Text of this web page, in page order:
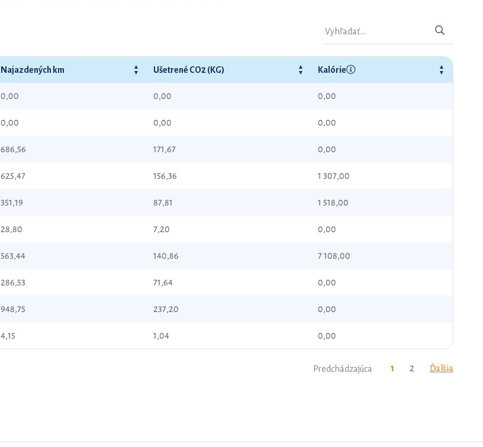
Najazdených km Ušetrené CO2 (KG) Kalórie
0,00 0,00 0,00
0,00 0,00 0,00
686,56 171,67 0,00
625,47 156,36 1 307,00
351,19 87,81 1 518,00
28,80 7,20 0,00
563,44 140,86 7 108,00
286,53 71,64 0,00
948,75 237,20 0,00
4,15 1,04 0,00
Predchádzajúca 1 2 Ďalšia